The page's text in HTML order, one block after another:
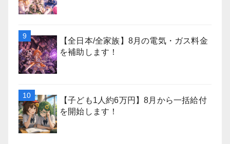
【全日本/全家族】8月の電気・ガス料金
を補助します！
【子ども1人約6万円】8月から一括給付
を開始します！